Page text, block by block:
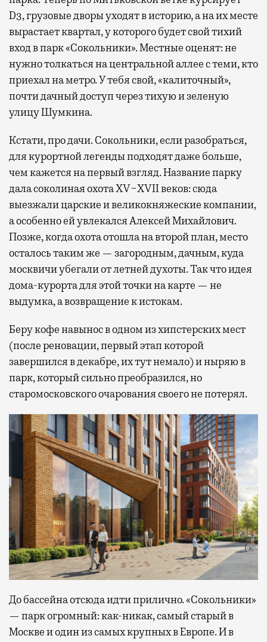
D3, грузовые дворы уходят в историю, а на их месте
вырастает квартал, у которого будет свой тихий
вход в парк «Сокольники». Местные оценят: не
нужно толкаться на центральной аллее с теми, кто
приехал на метро. У тебя свой, «калиточный»,
почти дачный доступ через тихую и зеленую
улицу Шумкина.
Кстати, про дачи. Сокольники, если разобраться,
для курортной легенды подходят даже больше,
чем кажется на первый взгляд. Название парку
дала соколиная охота XV−XVII веков: сюда
выезжали царские и великокняжеские компании,
а особенно ей увлекался Алексей Михайлович.
Позже, когда охота отошла на второй план, место
осталось таким же — загородным, дачным, куда
москвичи убегали от летней духоты. Так что идея
дома-курорта для этой точки на карте — не
выдумка, а возвращение к истокам.
Беру кофе навынос в одном из хипстерских мест
(после реновации, первый этап которой
завершился в декабре, их тут немало) и ныряю в
парк, который сильно преобразился, но
старомосковского очарования своего не потерял.
До бассейна отсюда идти прилично. «Сокольники»
— парк огромный: как-никак, самый старый в
Москве и один из самых крупных в Европе. И в